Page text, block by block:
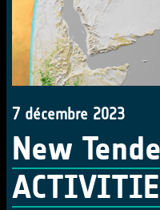
7 décembre 2023
New